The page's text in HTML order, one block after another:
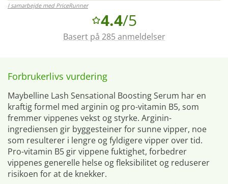
I samarbejde med PriceRunner
4.4/5
Basert på 285 anmeldelser
Forbrukerlivs vurdering
Maybelline Lash Sensational Boosting Serum har en
kraftig formel med arginin og pro-vitamin B5, som
fremmer vippenes vekst og styrke. Arginin-
ingrediensen gir byggesteiner for sunne vipper, noe
som resulterer i lengre og fyldigere vipper over tid.
Pro-vitamin B5 gir vippene fuktighet, forbedrer
vippenes generelle helse og fleksibilitet og reduserer
risikoen for at de knekker.